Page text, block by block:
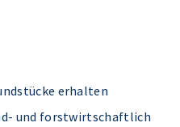
erhalten
und forstwirtschaftlich